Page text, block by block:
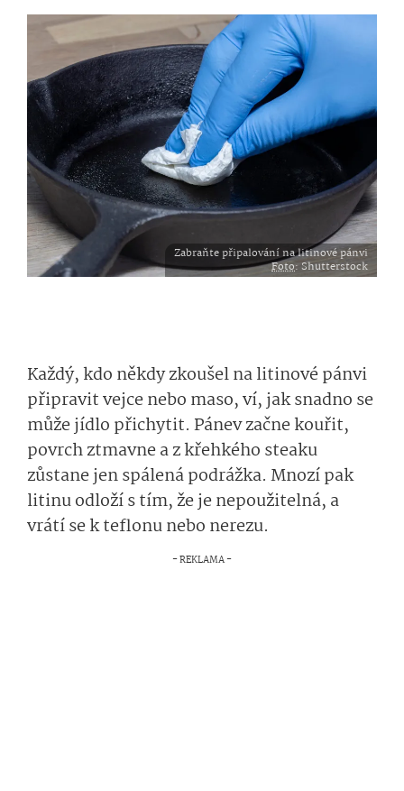
Zabraňte připalování na litinové pánvi
Foto: Shutterstock
Každý, kdo někdy zkoušel na litinové pánvi
připravit vejce nebo maso, ví, jak snadno se
může jídlo přichytit. Pánev začne kouřit,
povrch ztmavne a z křehkého steaku
zůstane jen spálená podrážka. Mnozí pak
litinu odloží s tím, že je nepoužitelná, a
vrátí se k teflonu nebo nerezu.